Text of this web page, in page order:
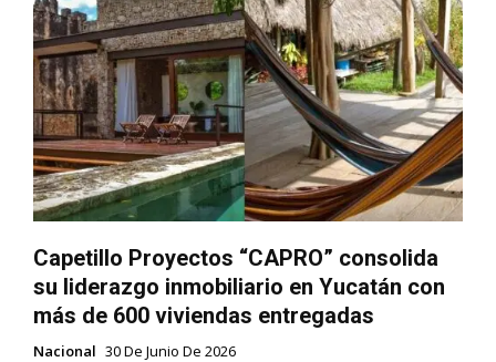
Capetillo Proyectos “CAPRO” consolida
su liderazgo inmobiliario en Yucatán con
más de 600 viviendas entregadas
Nacional 30 De Junio De 2026